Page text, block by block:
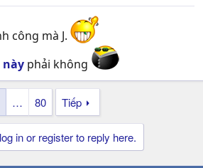
công mà J.
này phải không
… 80 Tiếp
in or register to reply here.